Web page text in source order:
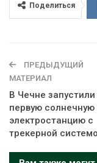
Поделиться
ПРЕДЫДУЩИЙ
МАТЕРИАЛ
В Чечне запустили
первую солнечную
электростанцию с
трекерной